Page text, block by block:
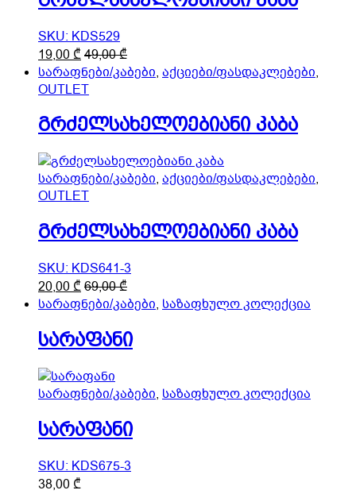
the
SKU: KDS529
19,00₾49,00₾This
product
variants.
The
options
may
on
the
product
page
სარაფნები/კაბები, აქციები/ფასდაკლებები,
OUTLET
გრძელსახელოებიანი კაბა
სარაფნები/კაბები, აქციები/ფასდაკლებები,
OUTLET
გრძელსახელოებიანი კაბა
SKU: KDS641-3
20,00₾69,00₾This
product
multiple
variants.
options
be
chosen
on
the
სარაფნები/კაბები, საზაფხულო კოლექცია
სარაფანი
სარაფნები/კაბები, საზაფხულო კოლექცია
სარაფანი
SKU: KDS675-3
38,00₾